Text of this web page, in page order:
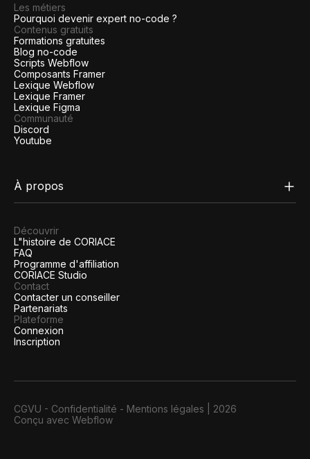
Les métiers
Pourquoi devenir expert no-code ?
Contenus gratuits
Formations gratuites
Blog no-code
Scripts Webflow
Composants Framer
Lexique Webflow
Lexique Framer
Lexique Figma
Communauté
Discord
Youtube
À propos
Découvrir
L"histoire de CORIACE
FAQ
Programme d'affiliation
CORIACE Studio
Contact
Contacter un conseiller
Partenariats
Plateforme
Connexion
Inscription
CGVU - Confidentialité - Mentions légales
2026
Conçu avec Webflow